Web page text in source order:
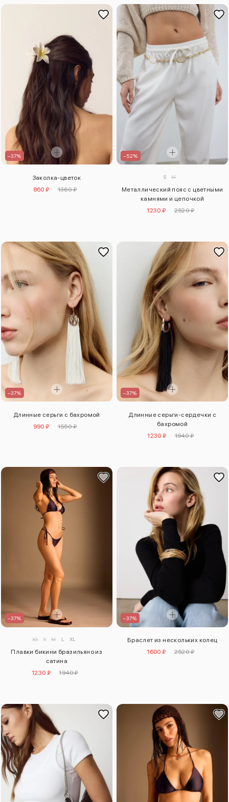
–37%
Заколка-цветок
860 ₽
1360 ₽
–52%
S M
Металлический пояс с цветными
камнями и цепочкой
1230 ₽
2520 ₽
–37%
Длинные серьги с бахромой
990 ₽
1550 ₽
–37%
Длинные серьги-сердечки с
бахромой
1230 ₽
1940 ₽
–37%
XS S M L XL
Плавки бикини бразильяно из
сатина
1230 ₽
1940 ₽
–37%
Браслет из нескольких колец
1600 ₽
2520 ₽